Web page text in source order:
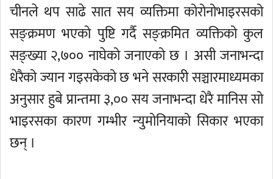
चीनले थप साढे सात सय व्यक्तिमा कोरोनोभाइरसको
सङ्क्रमण भएको पुष्टि गर्दै सङ्क्रमित व्यक्तिको कुल
सङ्ख्या २,७०० नाघेको जनाएको छ । असी जनाभन्दा
धेरैको ज्यान गइसकेको छ भने सरकारी सञ्चारमाध्यमका
अनुसार हुबे प्रान्तमा ३,०० सय जनाभन्दा धेरै मानिस सो
भाइरसका कारण गम्भीर न्युमोनियाको सिकार भएका
छन् ।